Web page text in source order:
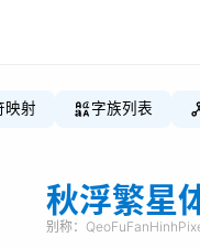
映射 字族列表
秋浮繁星
别称：